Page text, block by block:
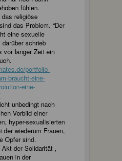
fühlen.
das religiöse
das Problem. “Der
eine sexuelle
darüber schrieb
vor langer Zeit ein
portfolio-
braucht-eine-
eine-
unbedingt nach
Vorbild einer
hyper-sexualisierten
der wiederum Frauen,
Opfer sind.
Akt der Solidarität ,
in der